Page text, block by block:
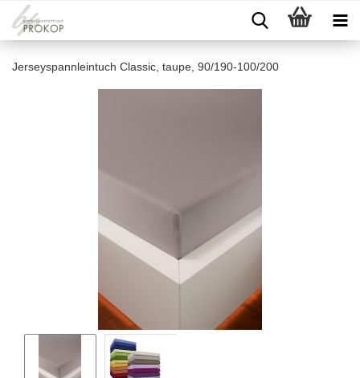
Jerseyspannleintuch Classic, taupe, 90/190-100/200